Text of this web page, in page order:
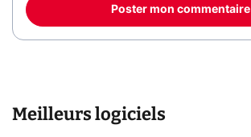
Poster mon commentaire
Meilleurs logiciels